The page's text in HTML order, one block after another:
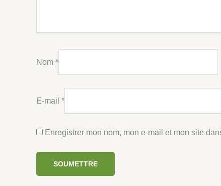
Nom *
E-mail *
Enregistrer mon nom, mon e-mail et mon site